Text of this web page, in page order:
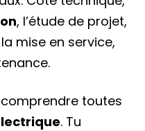
, l’étude de projet,
mise en service,
toutes
. Tu